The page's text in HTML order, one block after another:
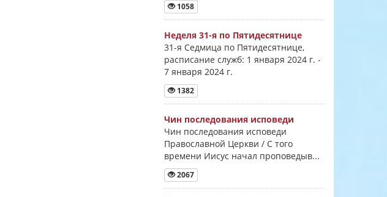
1058
Неделя 31-я по Пятидесятнице
31-я Седмица по Пятидесятнице,
расписание служб: 1 января 2024 г. -
7 января 2024 г.
1382
Чин последования исповеди
Чин последования исповеди
Православной Церкви / С того
времени Иисус начал проповедыв...
2067